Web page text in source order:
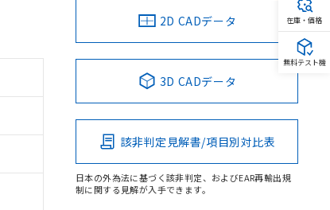
2D CADデータ
3D CADデータ
該非判定見解書/項目別対比表
日本の外為法に基づく該非判定、およびEAR再輸出規
制に関する見解が入手できます。
在庫・価格
無料テスト機